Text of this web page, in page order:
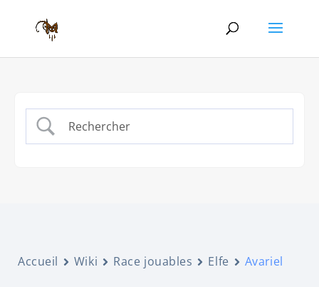
Accueil Wiki Race jouables Elfe Avariel